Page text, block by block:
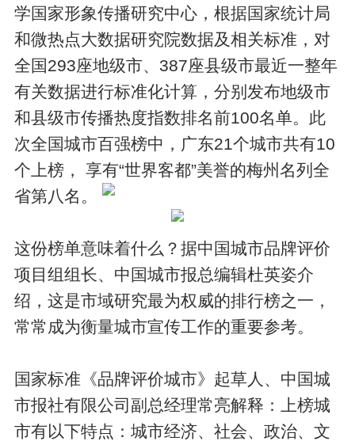
学国家形象传播研究中心，根据国家统计局
和微热点大数据研究院数据及相关标准，对
全国293座地级市、387座县级市最近一整年
有关数据进行标准化计算，分别发布地级市
和县级市传播热度指数排名前100名单。此
次全国城市百强榜中，广东21个城市共有10
个上榜， 享有“世界客都”美誉的梅州名列全
省第八名。
这份榜单意味着什么？据中国城市品牌评价
项目组组长、中国城市报总编辑杜英姿介
绍，这是市域研究最为权威的排行榜之一，
常常成为衡量城市宣传工作的重要参考。
国家标准《品牌评价城市》起草人、中国城
市报社有限公司副总经理常亮解释：上榜城
市有以下特点：城市经济、社会、政治、文